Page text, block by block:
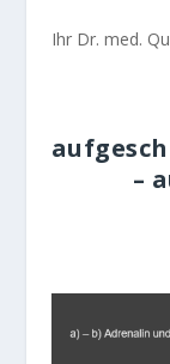
Ihr Dr. med.
–